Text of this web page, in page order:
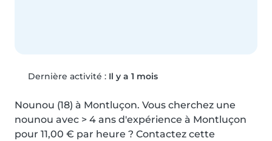
Dernière activité : Il y a 1 mois
Nounou (18) à Montluçon. Vous cherchez une
nounou avec > 4 ans d'expérience à Montluçon
pour 11,00 € par heure ? Contactez cette